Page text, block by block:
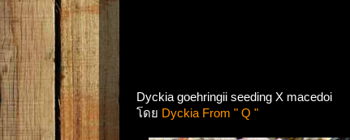
Dyckia goehringii seeding X macedoi
โดย Dyckia From " Q "